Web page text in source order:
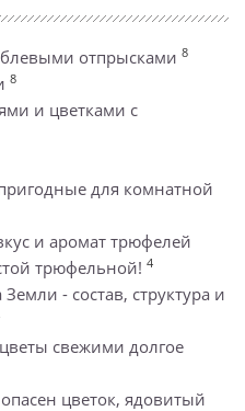
отпрысками 8
8
и цветками с
для комнатной
и аромат трюфелей
трюфельной! 4
- состав, структура и
свежими долгое
цветок, ядовитый